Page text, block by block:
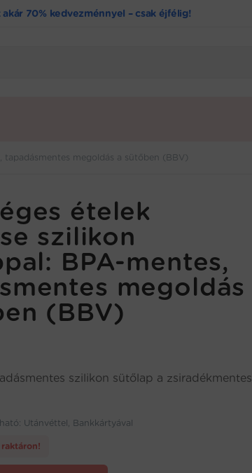
akár 70% kedvezménnyel – csak éjfélig!
tapadásmentes megoldás a sütőben (BBV)
ételek
szilikon
BPA-mentes,
megoldás
(BBV)
szilikon sütőlap a zsiradékmentes
Utánvéttel, Bankkártyával
raktáron!